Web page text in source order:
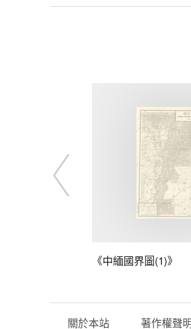
《中緬國界圖(1)》
關於本站 著作權聲